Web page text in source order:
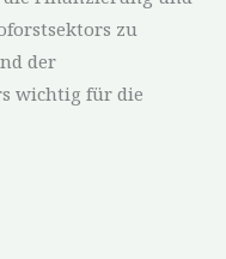
zu
der
wichtig für die